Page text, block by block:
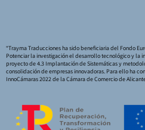
“Trayma Traducciones ha sido beneficiaria del Fondo
Potenciar la investigación el desarrollo tecnológico y la
proyecto de 4.3 Implantación de Sistemáticas y
consolidación de empresas innovadoras. Para ello ha
InnoCámaras 2022 de la Cámara de Comercio de